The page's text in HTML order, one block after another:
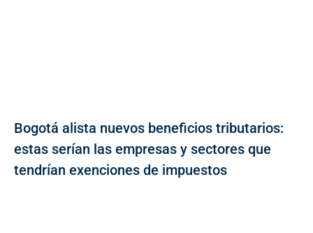
Bogotá alista nuevos beneficios tributarios:
estas serían las empresas y sectores que
tendrían exenciones de impuestos